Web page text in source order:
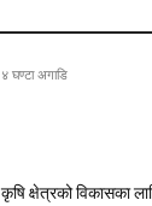
४ घण्टा अगाडि
कृषि क्षेत्रको विकासका